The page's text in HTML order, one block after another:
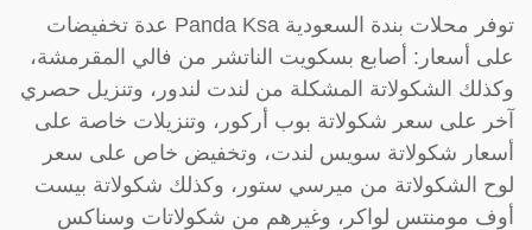
توفر محلات بندة السعودية Panda Ksa عدة تخفيضات
على أسعار: أصابع بسكويت الناتشر من فالي المقرمشة،
وكذلك الشكولاتة المشكلة من لندت لندور، وتنزيل حصري
آخر على سعر شكولاتة بوب أركور، وتنزيلات خاصة على
أسعار شكولاتة سويس لندت، وتخفيض خاص على سعر
لوح الشكولاتة من ميرسي ستور، وكذلك شكولاتة بيست
أوف مومنتس لواكر، وغيرهم من شكولاتات وسناكس